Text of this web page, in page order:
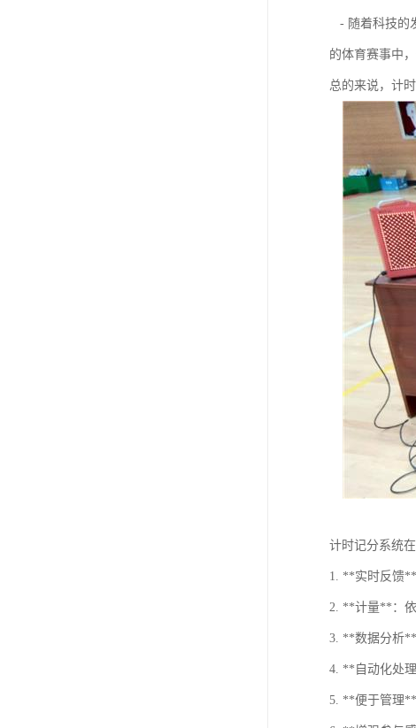
- 随着科技的
的体育赛事中
总的来说，计
计时记分系统
1. **实时反馈
2. **计量**：依
3. **数据分析**
4. **自动化处
5. **便于管理**